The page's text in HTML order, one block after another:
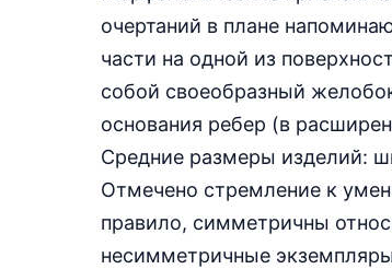
очертаний в плане
части на одной из
собой своеобразный
основания ребер (в
Средние размеры изделий:
Отмечено стремление к
правило, симметричны
несимметричные